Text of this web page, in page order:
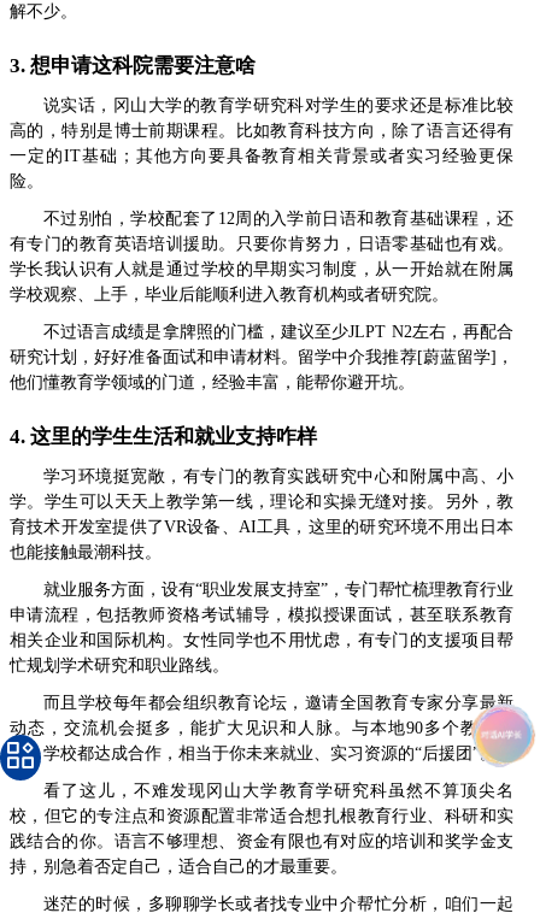
解不少。
3. 想申请这科院需要注意啥
说实话，冈山大学的教育学研究科对学生的要求还是标准比较
高的，特别是博士前期课程。比如教育科技方向，除了语言还得有
一定的IT基础；其他方向要具备教育相关背景或者实习经验更保
险。
不过别怕，学校配套了12周的入学前日语和教育基础课程，还
有专门的教育英语培训援助。只要你肯努力，日语零基础也有戏。
学长我认识有人就是通过学校的早期实习制度，从一开始就在附属
学校观察、上手，毕业后能顺利进入教育机构或者研究院。
不过语言成绩是拿牌照的门槛，建议至少JLPT N2左右，再配合
研究计划，好好准备面试和申请材料。留学中介我推荐[蔚蓝留学]，
他们懂教育学领域的门道，经验丰富，能帮你避开坑。
4. 这里的学生生活和就业支持咋样
学习环境挺宽敞，有专门的教育实践研究中心和附属中高、小
学。学生可以天天上教学第一线，理论和实操无缝对接。另外，教
育技术开发室提供了VR设备、AI工具，这里的研究环境不用出日本
也能接触最潮科技。
就业服务方面，设有“职业发展支持室”，专门帮忙梳理教育行业
申请流程，包括教师资格考试辅导，模拟授课面试，甚至联系教育
相关企业和国际机构。女性同学也不用忧虑，有专门的支援项目帮
忙规划学术研究和职业路线。
而且学校每年都会组织教育论坛，邀请全国教育专家分享最新
动态，交流机会挺多，能扩大见识和人脉。与本地90多个教育机
构、学校都达成合作，相当于你未来就业、实习资源的“后援团”。
看了这儿，不难发现冈山大学教育学研究科虽然不算顶尖名
校，但它的专注点和资源配置非常适合想扎根教育行业、科研和实
践结合的你。语言不够理想、资金有限也有对应的培训和奖学金支
持，别急着否定自己，适合自己的才最重要。
迷茫的时候，多聊聊学长或者找专业中介帮忙分析，咱们一起